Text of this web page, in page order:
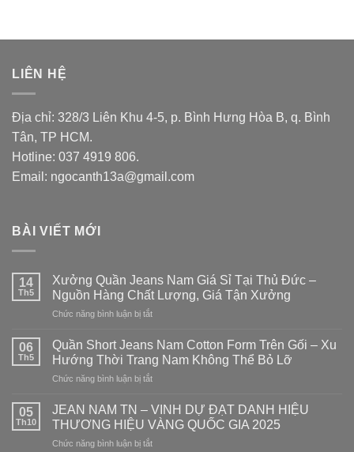
LIÊN HỆ
Địa chỉ: 328/3 Liên Khu 4-5, p. Bình Hưng Hòa B, q. Bình
Tân, TP HCM.
Hotline: 037 4919 806.
Email: ngocanth13a@gmail.com
BÀI VIẾT MỚI
14
Th5
Xưởng Quần Jeans Nam Giá Sỉ Tại Thủ Đức –
Nguồn Hàng Chất Lượng, Giá Tận Xưởng
Chức năng bình luận bị tắt
Quần
Jeans
Nam
Tại
Thủ
06
Th5
Quần Short Jeans Nam Cotton Form Trên Gối – Xu
Hướng Thời Trang Nam Không Thể Bỏ Lỡ
Chức năng bình luận bị tắt
Short
Jeans
Nam
05
Th10
JEAN NAM TN – VINH DỰ ĐẠT DANH HIỆU
THƯƠNG HIỆU VÀNG QUỐC GIA 2025
Chức năng bình luận bị tắt